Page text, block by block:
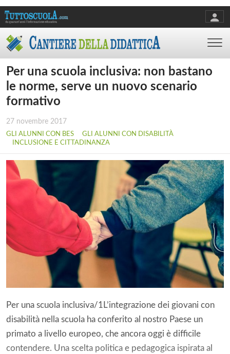
Per una scuola inclusiva: non bastano
le norme, serve un nuovo scenario
formativo
27 novembre 2017
GLI ALUNNI CON BES
GLI ALUNNI CON DISABILITÀ
INCLUSIONE E CITTADINANZA
Per una scuola inclusiva/1L’integrazione dei giovani con
disabilità nella scuola ha conferito al nostro Paese un
primato a livello europeo, che ancora oggi è difficile
contendere. Una scelta politica e pedagogica ispirata al